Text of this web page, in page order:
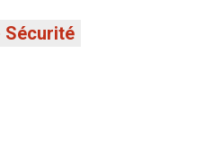
Sécurité